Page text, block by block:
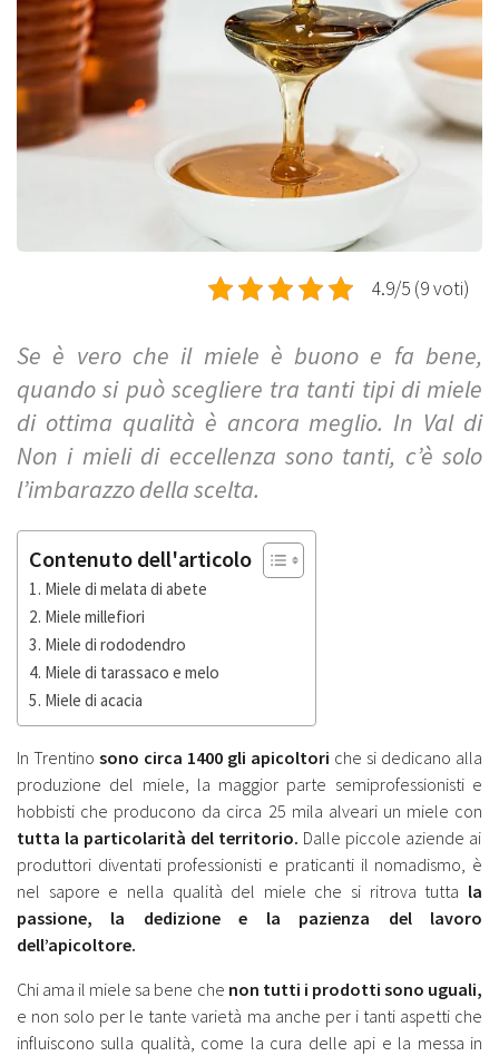
4.9/5 (9 voti)
Se è vero che il miele è buono e fa bene,
quando si può scegliere tra tanti tipi di miele
di ottima qualità è ancora meglio. In Val di
Non i mieli di eccellenza sono tanti, c’è solo
l’imbarazzo della scelta.
Contenuto dell'articolo
Miele di melata di abete
Miele millefiori
Miele di rododendro
Miele di tarassaco e melo
Miele di acacia
In Trentino sono circa 1400 gli apicoltori che si dedicano alla
produzione del miele, la maggior parte semiprofessionisti e
hobbisti che producono da circa 25 mila alveari un miele con
tutta la particolarità del territorio. Dalle piccole aziende ai
produttori diventati professionisti e praticanti il nomadismo, è
nel sapore e nella qualità del miele che si ritrova tutta la
passione, la dedizione e la pazienza del lavoro
dell’apicoltore.
Chi ama il miele sa bene che non tutti i prodotti sono uguali,
e non solo per le tante varietà ma anche per i tanti aspetti che
influiscono sulla qualità, come la cura delle api e la messa in